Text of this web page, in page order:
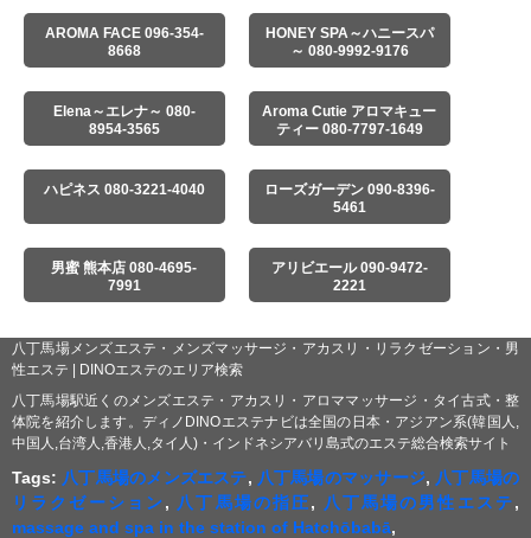
AROMA FACE 096-354-
8668
HONEY SPA～ハニースパ
～ 080-9992-9176
Elena～エレナ～ 080-
8954-3565
Aroma Cutie アロマキュー
ティー 080-7797-1649
ハピネス 080-3221-4040
ローズガーデン 090-8396-
5461
男蜜 熊本店 080-4695-
7991
アリビエール 090-9472-
2221
八丁馬場メンズエステ・メンズマッサージ・アカスリ・リラクゼーション・男
性エステ | DINOエステのエリア検索
八丁馬場駅近くのメンズエステ・アカスリ・アロママッサージ・タイ古式・整
体院を紹介します。ディノDINOエステナビは全国の日本・アジアン系(韓国人,
中国人,台湾人,香港人,タイ人)・インドネシアバリ島式のエステ総合検索サイト
Tags: 八丁馬場のメンズエステ, 八丁馬場のマッサージ, 八丁馬場の
リラクゼーション, 八丁馬場の指圧, 八丁馬場の男性エステ,
massage and spa in the station of Hatchōbabā,